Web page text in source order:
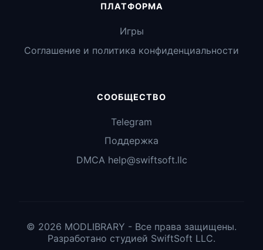
ПЛАТФОРМА
Игры
Соглашение и политика конфиденциальности
СООБЩЕСТВО
Telegram
Поддержка
DMCA help@swiftsoft.llc
© 2026 MODLIBRARY - Все права защищены.
Разработано студией SwiftSoft LLC.